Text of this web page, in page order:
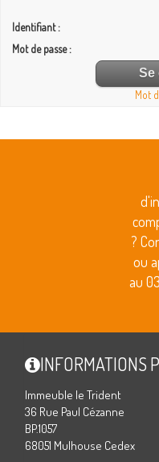
Identifiant :
Mot de passe :
Mot
?
ou
au
INFORMATIONS
Immeuble le Trident
36 Rue Paul Cézanne
BP.1057
68051 Mulhouse Cedex